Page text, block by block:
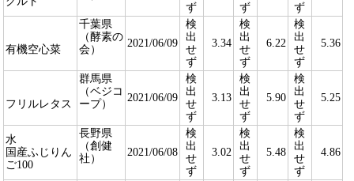
ず
ず
ず
有機空心菜
千葉県
（酵素の
会）
2021/06/09
検
出
せ
ず
3.34
検
出
せ
ず
6.22
検
出
せ
ず
5.36
フリルレタス
群馬県
（ベジコ
ープ）
2021/06/09
検
出
せ
ず
3.13
検
出
せ
ず
5.90
検
出
せ
ず
5.25
水
国産ふじりん
ご100
長野県
（創健
社）
2021/06/08
検
出
せ
ず
3.02
検
出
せ
ず
5.48
検
出
せ
ず
4.86